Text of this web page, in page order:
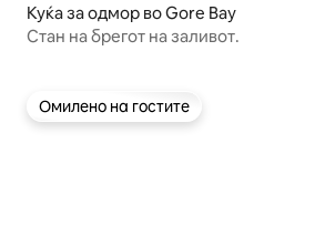
Куќа за одмор во Gore Bay
Стан на брегот на заливот.
Омилено на гостите
Омилено на гостите